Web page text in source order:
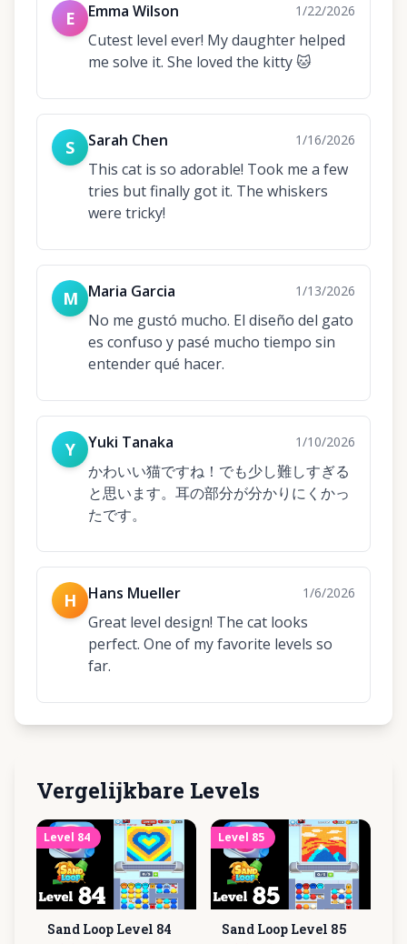
E Emma Wilson 1/22/2026
Cutest level ever! My daughter helped
me solve it. She loved the kitty 🐱
S Sarah Chen 1/16/2026
This cat is so adorable! Took me a few
tries but finally got it. The whiskers
were tricky!
M Maria Garcia 1/13/2026
No me gustó mucho. El diseño del gato
es confuso y pasé mucho tiempo sin
entender qué hacer.
Y Yuki Tanaka 1/10/2026
かわいい猫ですね！でも少し難しすぎる
と思います。耳の部分が分かりにくかっ
たです。
H Hans Mueller 1/6/2026
Great level design! The cat looks
perfect. One of my favorite levels so
far.
Vergelijkbare Levels
Level 84
Sand Loop Level 84
Level 85
Sand Loop Level 85